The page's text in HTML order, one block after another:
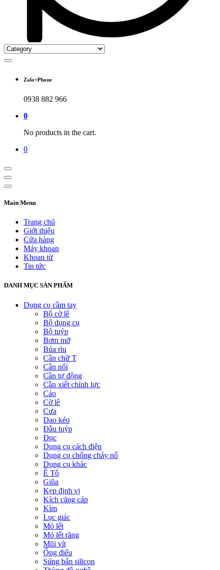
Zalo+Phone
0938 882 966
0
No products in the cart.
0
Main Menu
Trang chủ
Giới thiệu
Cửa hàng
Máy khoan
Khoan từ
Tin tức
DANH MỤC SẢN PHẨM
Dụng cụ cầm tay
Bộ cờ lê
Bộ dụng cụ
Bộ tuýp
Bơm mỡ
Búa rìu
Cần chữ T
Cần nối
Cần tự động
Cần xiết chỉnh lực
Cảo
Cờ lê
Cưa
Dao kéo
Đầu tuýp
Đục
Dụng cụ cách điện
Dụng cụ chống cháy nổ
Dụng cụ khác
Ê Tô
Giũa
Kẹp định vị
Kích căng cáp
Kìm
Lục giác
Mỏ lết
Mỏ lết răng
Mũi vít
Ống điếu
Súng bắn silicon